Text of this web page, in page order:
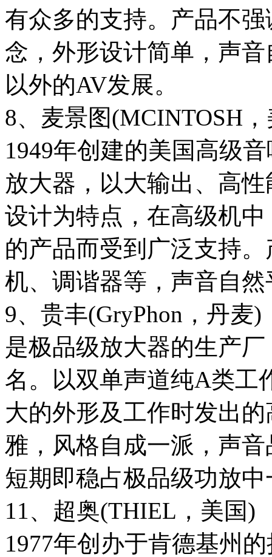
有众多的支持。产品不
念，外形设计简单，声
以外的AV发展。
8、麦景图(MCINTOSH
1949年创建的美国高级
放大器，以大输出、高
设计为特点，在高级机
的产品而受到广泛支持
机、调谐器等，声音自
9、贵丰(GryPhon，丹麦)
是极品级放大器的生产
名。以双单声道纯A类工
大的外形及工作时发出
雅，风格自成一派，声
短期即稳占极品级功放
11、超奥(THIEL，美国)
1977年创办于肯德基州